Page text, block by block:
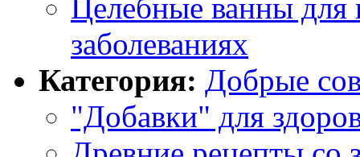
Целебные ванны
заболеваниях
Категория: Добрые
"Добавки" для